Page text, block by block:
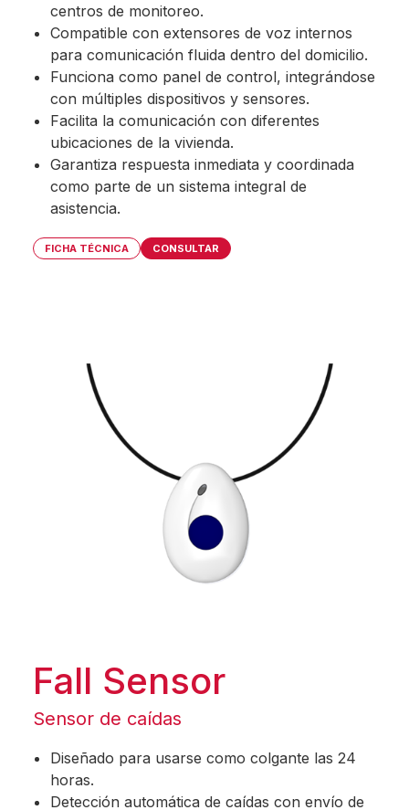
centros de monitoreo.
Compatible con extensores de voz internos
para comunicación fluida dentro del domicilio.
Funciona como panel de control, integrándose
con múltiples dispositivos y sensores.
Facilita la comunicación con diferentes
ubicaciones de la vivienda.
Garantiza respuesta inmediata y coordinada
como parte de un sistema integral de
asistencia.
FICHA TÉCNICA CONSULTAR
Fall Sensor
Sensor de caídas
Diseñado para usarse como colgante las 24
horas.
Detección automática de caídas con envío de